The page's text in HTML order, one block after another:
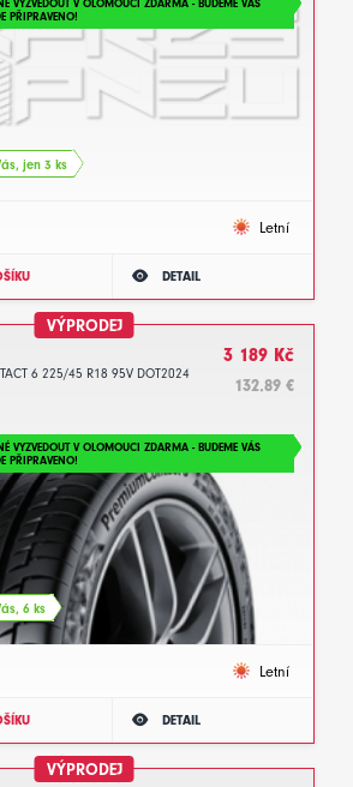
VYZVEDOUT V OLOMOUCI ZDARMA - BUDEME VÁS
PŘIPRAVENO!
jen 3 ks
Letní
DETAIL
VÝPRODEJ
6 225/45 R18 95V DOT2024
3 189 Kč
132.89 €
VYZVEDOUT V OLOMOUCI ZDARMA - BUDEME VÁS
PŘIPRAVENO!
6 ks
Letní
DETAIL
VÝPRODEJ